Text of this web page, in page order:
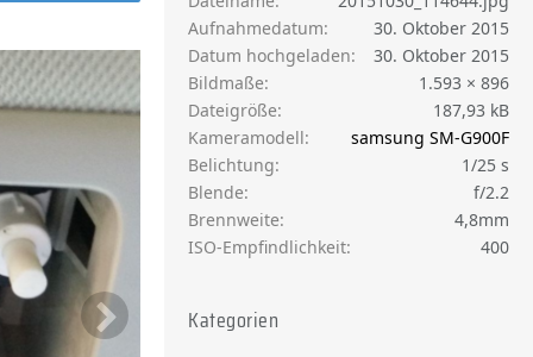
Aufnahmedatum
30. Oktober 2015
Datum hochgeladen
30. Oktober 2015
Bildmaße
1.593 × 896
Dateigröße
187,93 kB
Kameramodell
samsung SM-G900F
Belichtung
1/25 s
Blende
f/2.2
Brennweite
4,8mm
ISO-Empfindlichkeit
400
Kategorien